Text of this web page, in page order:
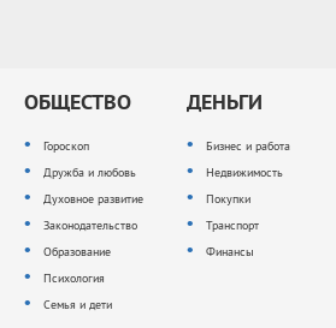
ОБЩЕСТВО
Гороскоп
Дружба и любовь
Духовное развитие
Законодательство
Образование
Психология
Семья и дети
ДЕНЬГИ
Бизнес и работа
Недвижимость
Покупки
Транспорт
Финансы